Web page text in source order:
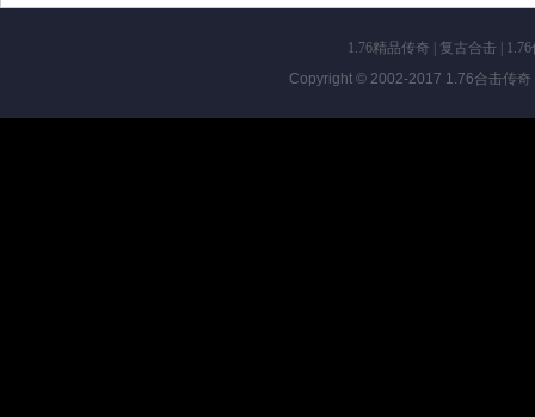
1.76精品传奇 复古合击|
Copyright © 2002-2017 1.76合击传奇